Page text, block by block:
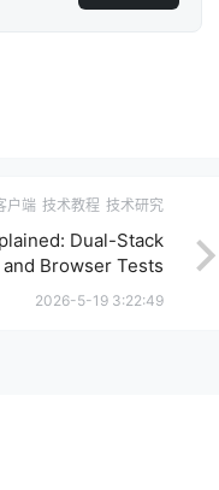
户端 技术教程 技术研究
Dual-Stack
Browser Tests
2026-5-19 3:22:49